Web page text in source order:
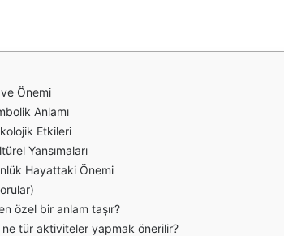
Önemi
Anlamı
Etkileri
Yansımaları
Hayattaki Önemi
özel bir anlam taşır?
ne tür aktiviteler yapmak önerilir?